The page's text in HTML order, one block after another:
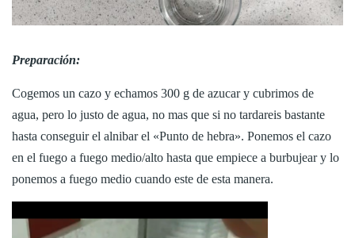
Preparación:
Cogemos un cazo y echamos 300 g de azucar y cubrimos de
agua, pero lo justo de agua, no mas que si no tardareis bastante
hasta conseguir el alnibar el «Punto de hebra». Ponemos el cazo
en el fuego a fuego medio/alto hasta que empiece a burbujear y lo
ponemos a fuego medio cuando este de esta manera.